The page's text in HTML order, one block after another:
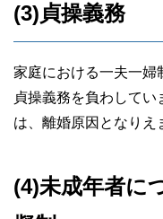
(3)貞操義務
家庭における一夫一婦
貞操義務を負わして
は、離婚原因となりえ
(4)未成年者に